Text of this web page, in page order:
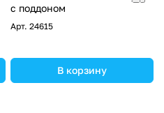
с поддоном
Арт. 24615
В корзину